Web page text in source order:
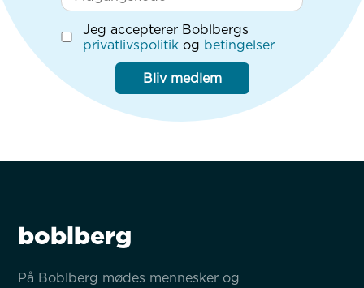
Jeg accepterer Boblbergs
privatlivspolitik og betingelser
Bliv medlem
boblberg
På Boblberg mødes mennesker og